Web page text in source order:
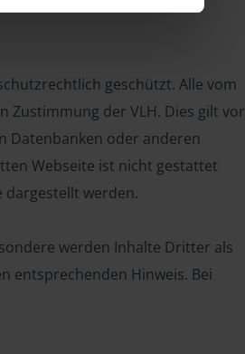
geschützt. Alle vom
der VLH. Dies gilt vor
Datenbanken oder anderen
Webseite ist nicht gestattet
dargestellt werden.
werden Inhalte Dritter als
entsprechenden Hinweis. Bei